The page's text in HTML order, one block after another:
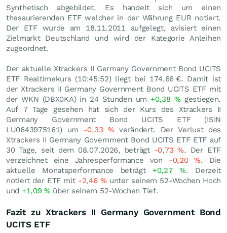
Synthetisch abgebildet. Es handelt sich um einen
thesaurierenden ETF welcher in der Währung EUR notiert.
Der ETF wurde am 18.11.2011 aufgelegt, avisiert einen
Zielmarkt Deutschland und wird der Kategorie Anleihen
zugeordnet.
Der aktuelle Xtrackers II Germany Government Bond UCITS
ETF Realtimekurs (10:45:52) liegt bei 174,66 €. Damit ist
der Xtrackers II Germany Government Bond UCITS ETF mit
der WKN (DBX0KA) in 24 Stunden um +0,38%gestiegen.
Auf 7 Tage gesehen hat sich der Kurs des Xtrackers II
Germany Government Bond UCITS ETF (ISIN
LU0643975161) um -0,33 %verändert. Der Verlust des
Xtrackers II Germany Government Bond UCITS ETF ETF auf
30 Tage, seit dem 08.07.2026, beträgt -0,73%. Der ETF
verzeichnet eine Jahresperformance von -0,20%. Die
aktuelle Monatsperformance beträgt +0,27%. Derzeit
notiert der ETF mit -2,46 %unter seinem 52-Wochen Hoch
und +1,09%über seinem 52-Wochen Tief.
Fazit zu Xtrackers II Germany Government Bond
UCITS ETF